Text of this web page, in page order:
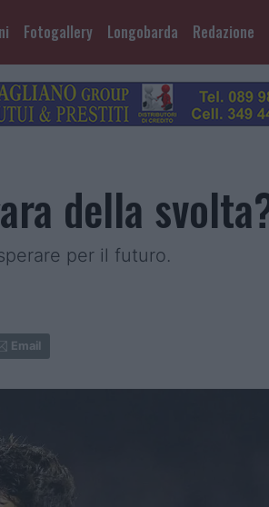
Fotogallery Longobarda Redazione
della
per il futuro.
Email